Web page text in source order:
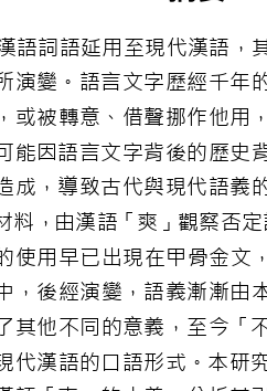
漢語詞語延用至
有所演變。語言
變，或被轉意、
，可能因語言文
所造成，導致古
為材料，由漢語
字的使用早已出
之中，後經演變
現了其他不同的
於現代漢語的口